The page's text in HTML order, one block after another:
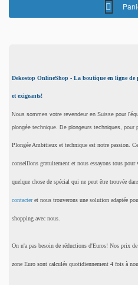
Dekostop OnlineShop - La boutique en ligne de
et exigeants!
Nous sommes votre revendeur en Suisse pour
plongée technique. De plongeurs techniques, pour
Plongée Ambitieux et technique est notre passion.
conseillons gratuitement et nous essayons tous
quelque chose de spécial qui ne peut être trouvée
contacteret nous trouverons une solution adaptée
shopping avec nous.
On n'a pas besoin de réductions d'Euros! Nos prix
zone Euro sont calculés quotidiennement 4 fois à